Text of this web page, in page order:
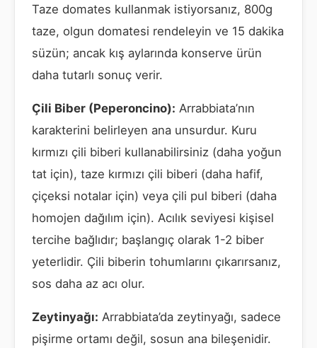
Taze domates kullanmak istiyorsanız, 800g
taze, olgun domatesi rendeleyin ve 15 dakika
süzün; ancak kış aylarında konserve ürün
daha tutarlı sonuç verir.
Çili Biber (Peperoncino): Arrabbiata’nın
karakterini belirleyen ana unsurdur. Kuru
kırmızı çili biberi kullanabilirsiniz (daha yoğun
tat için), taze kırmızı çili biberi (daha hafif,
çiçeksi notalar için) veya çili pul biberi (daha
homojen dağılım için). Acılık seviyesi kişisel
tercihe bağlıdır; başlangıç olarak 1-2 biber
yeterlidir. Çili biberin tohumlarını çıkarırsanız,
sos daha az acı olur.
Zeytinyağı: Arrabbiata’da zeytinyağı, sadece
pişirme ortamı değil, sosun ana bileşenidir.